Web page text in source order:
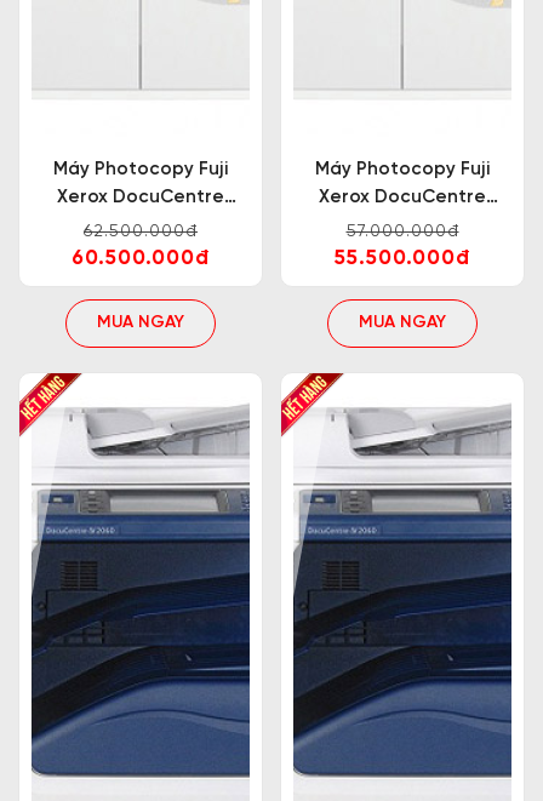
Máy Photocopy Fuji
Xerox DocuCentre
V3065 CP
62.500.000đ
60.500.000đ
MUA NGAY
Máy Photocopy Fuji
Xerox DocuCentre
V3060 CPS
57.000.000đ
55.500.000đ
MUA NGAY